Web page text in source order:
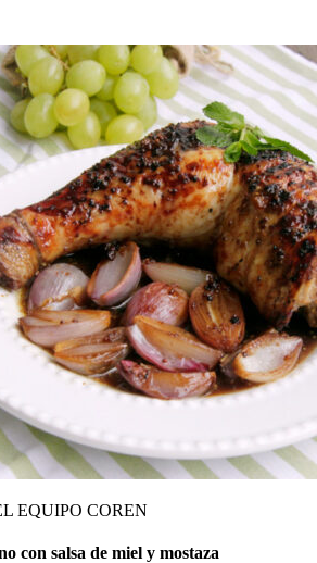
EQUIPO COREN
con salsa de miel y mostaza